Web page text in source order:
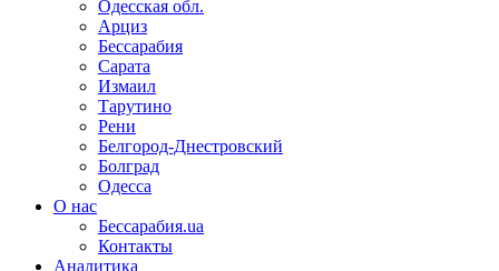
Одесская обл.
Арциз
Бессарабия
Сарата
Измаил
Тарутино
Рени
Белгород-Днестровский
Болград
Одесса
О нас
Бессарабия.ua
Контакты
Аналитика